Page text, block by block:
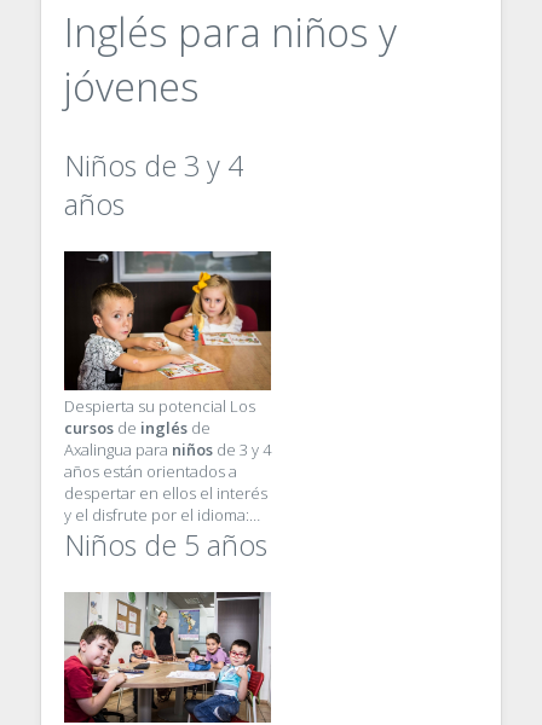
Inglés para niños y
jóvenes
Niños de 3 y 4
años
Despierta su potencial Los
cursos de inglés de
Axalingua para niños de 3 y 4
años están orientados a
despertar en ellos el interés
y el disfrute por el idioma:…
Niños de 5 años